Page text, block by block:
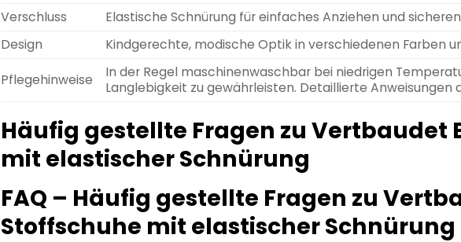
Verschluss
Elastische Schnürung für einfaches Anziehen und
Design
Kindgerechte, modische Optik in verschiedenen Farben
Pflegehinweise
In der Regel maschinenwaschbar bei niedrigen
Langlebigkeit zu gewährleisten. Detaillierte
Häufig gestellte Fragen zu Vertbaudet
mit elastischer Schnürung
FAQ – Häufig gestellte Fragen zu
Stoffschuhe mit elastischer Schnürung